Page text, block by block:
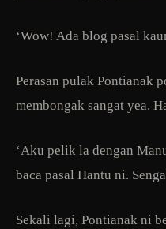
‘Wow! Ada blog pasal
Perasan pulak Pontianak
membongak sangat yea.
‘Aku pelik la dengan
baca pasal Hantu ni.
Sekali lagi, Pontianak ni